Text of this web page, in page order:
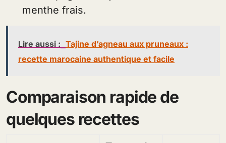
menthe frais.
Lire aussi : Tajine d’agneau aux pruneaux :
recette marocaine authentique et facile
Comparaison rapide de
quelques recettes